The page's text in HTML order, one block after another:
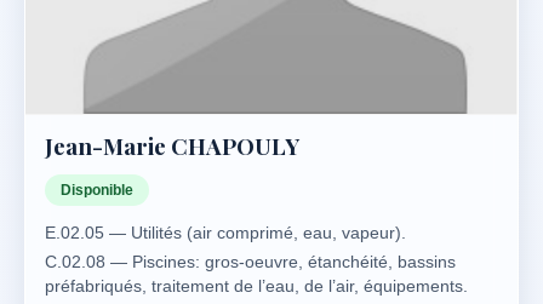
Jean-Marie CHAPOULY
Disponible
E.02.05 — Utilités (air comprimé, eau, vapeur).
C.02.08 — Piscines: gros-oeuvre, étanchéité, bassins
préfabriqués, traitement de l’eau, de l’air, équipements.